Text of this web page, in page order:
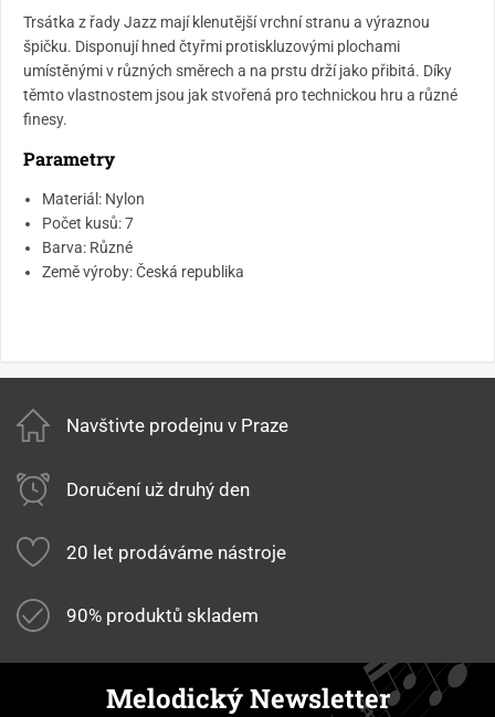
Trsátka z řady Jazz mají klenutější vrchní stranu a výraznou
špičku. Disponují hned čtyřmi protiskluzovými plochami
umístěnými v různých směrech a na prstu drží jako přibitá. Díky
těmto vlastnostem jsou jak stvořená pro technickou hru a různé
finesy.
Parametry
Materiál: Nylon
Počet kusů: 7
Barva: Různé
Země výroby: Česká republika
Navštivte prodejnu v Praze
Doručení už druhý den
20 let prodáváme nástroje
90% produktů skladem
Melodický Newsletter